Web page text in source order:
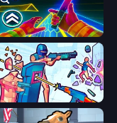
Surf GO Parkour
Time Shooter 3: SWAT